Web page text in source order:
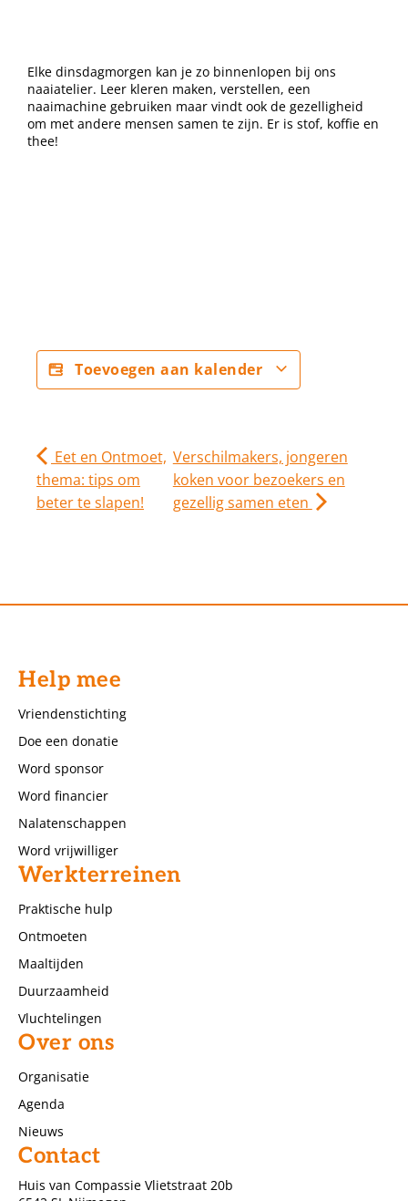
Elke dinsdagmorgen kan je zo binnenlopen bij ons
naaiatelier. Leer kleren maken, verstellen, een
naaimachine gebruiken maar vindt ook de gezelligheid
om met andere mensen samen te zijn. Er is stof, koffie en
thee!
Toevoegen aan kalender
Eet en Ontmoet,
thema: tips om
beter te slapen!
Verschilmakers, jongeren
koken voor bezoekers en
gezellig samen eten
Help mee
Vriendenstichting
Doe een donatie
Word sponsor
Word financier
Nalatenschappen
Word vrijwilliger
Werkterreinen
Praktische hulp
Ontmoeten
Maaltijden
Duurzaamheid
Vluchtelingen
Over ons
Organisatie
Agenda
Nieuws
Contact
Huis van Compassie Vlietstraat 20b